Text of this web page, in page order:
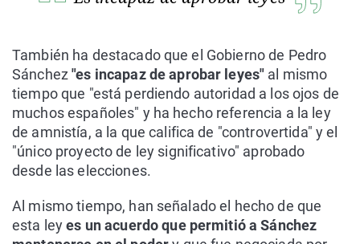
También ha destacado que el Gobierno de Pedro
Sánchez "es incapaz de aprobar leyes" al mismo
tiempo que "está perdiendo autoridad a los ojos de
muchos españoles" y ha hecho referencia a la ley
de amnistía, a la que califica de "controvertida" y el
"único proyecto de ley significativo" aprobado
desde las elecciones.
Al mismo tiempo, han señalado el hecho de que
esta leyes un acuerdo que permitió a Sánchez